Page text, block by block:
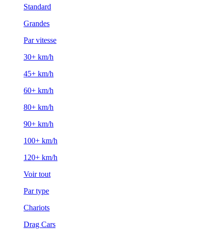
Standard
Grandes
Par vitesse
30+ km/h
45+ km/h
60+ km/h
80+ km/h
90+ km/h
100+ km/h
120+ km/h
Voir tout
Par type
Chariots
Drag Cars